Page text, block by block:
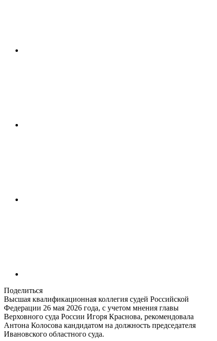
Поделиться
Высшая квалификационная коллегия судей Российской
Федерации 26 мая 2026 года, с учетом мнения главы
Верховного суда России Игоря Краснова, рекомендовала
Антона Колосова кандидатом на должность председателя
Ивановского областного суда.